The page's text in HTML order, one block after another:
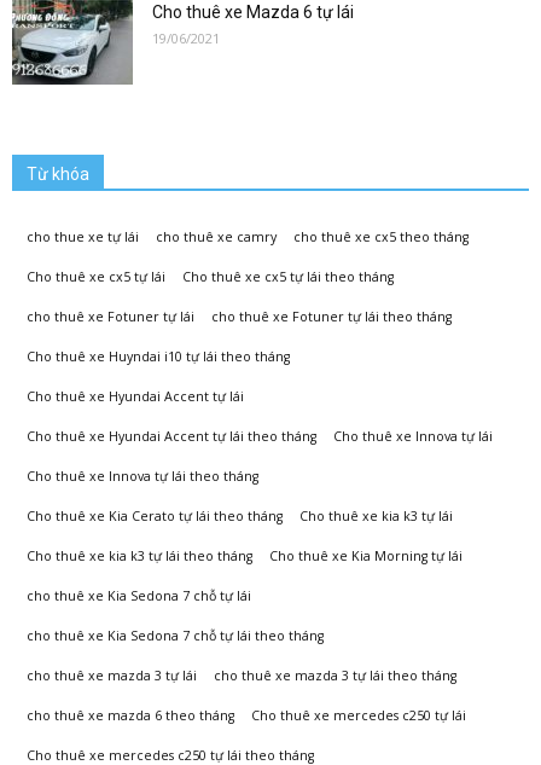
Đông
Cho thuê xe Mazda 6 tự lái
19/06/2021
Từ khóa
cho thue xe tự lái cho thuê xe camry cho thuê xe cx5 theo tháng
Cho thuê xe cx5 tự lái Cho thuê xe cx5 tự lái theo tháng
cho thuê xe Fotuner tự lái cho thuê xe Fotuner tự lái theo tháng
Cho thuê xe Huyndai i10 tự lái theo tháng
Cho thuê xe Hyundai Accent tự lái
Cho thuê xe Hyundai Accent tự lái theo tháng Cho thuê xe Innova tự lái
Cho thuê xe Innova tự lái theo tháng
Cho thuê xe Kia Cerato tự lái theo tháng Cho thuê xe kia k3 tự lái
Cho thuê xe kia k3 tự lái theo tháng Cho thuê xe Kia Morning tự lái
cho thuê xe Kia Sedona 7 chỗ tự lái
cho thuê xe Kia Sedona 7 chỗ tự lái theo tháng
cho thuê xe mazda 3 tự lái cho thuê xe mazda 3 tự lái theo tháng
cho thuê xe mazda 6 theo tháng Cho thuê xe mercedes c250 tự lái
Cho thuê xe mercedes c250 tự lái theo tháng